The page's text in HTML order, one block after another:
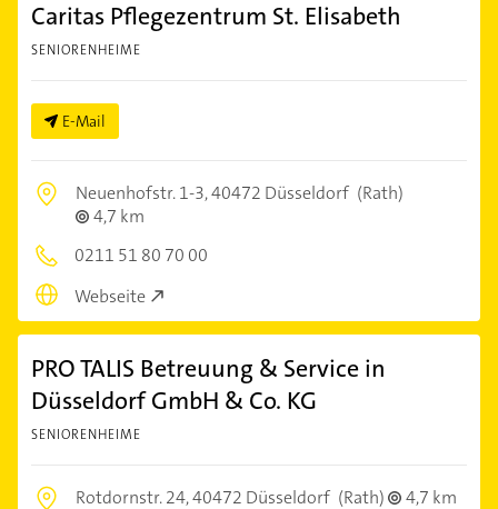
Caritas Pflegezentrum St. Elisabeth
SENIORENHEIME
E-Mail
Neuenhofstr. 1-3,40472 Düsseldorf (Rath)
4,7 km
0211 51 80 70 00
Webseite
PRO TALIS Betreuung & Service in
Düsseldorf GmbH & Co. KG
SENIORENHEIME
Rotdornstr. 24,40472 Düsseldorf (Rath)
4,7 km